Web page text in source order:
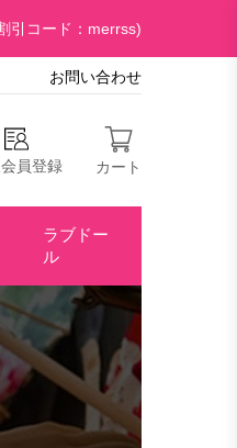
引コード：merrss)
お問い合わせ
員登録 カート
ラブドー
ル